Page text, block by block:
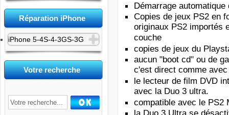
Réparation iPhone
iPhone 5-4S-4-3GS-3G
Votre recherche
Démarrage
Copies de jeux PS2 en
originaux PS2 importés
couche
copies de jeux du
aucun "boot cd" ou de
c'est direct comme
le lecteur de film DVD
avec la Duo 3 ultra.
compatible avec le PS2